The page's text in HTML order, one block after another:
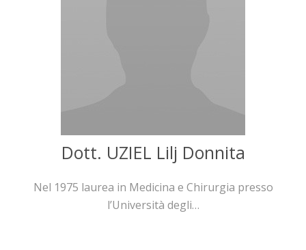
Dott. UZIEL Lilj Donnita
Nel 1975 laurea in Medicina e Chirurgia presso
l’Università degli…